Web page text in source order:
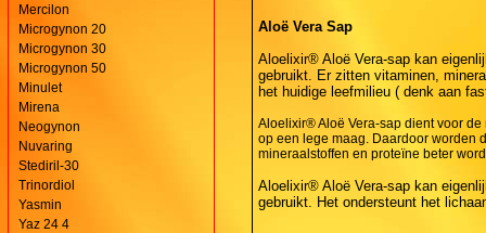
Mercilon
Microgynon 20
Microgynon 30
Microgynon 50
Minulet
Mirena
Neogynon
Nuvaring
Stediril-30
Trinordiol
Yasmin
Yaz 24 4
Aloë Vera Sap
Aloelixir® Aloë Vera-sap kan
gebruikt. Er zitten vitaminen,
het huidige leefmilieu ( denk aan
Aloelixir® Aloë Vera-sap dient voor
op een lege maag. Daardoor worden
mineraalstoffen en proteïne beter
Aloelixir® Aloë Vera-sap kan
gebruikt. Het ondersteunt het